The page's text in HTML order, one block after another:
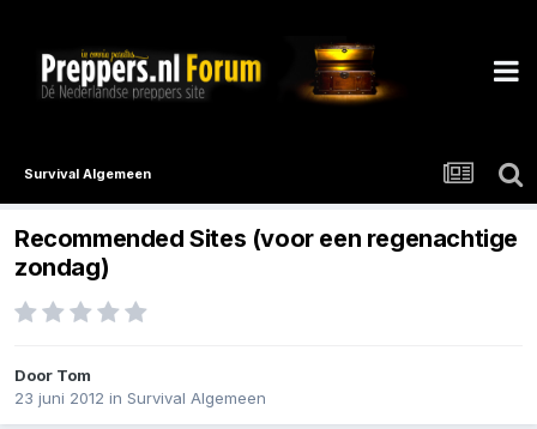
Survival Algemeen
Recommended Sites (voor een regenachtige
zondag)
Door Tom
23 juni 2012 in Survival Algemeen